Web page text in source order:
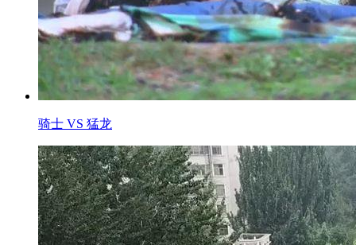
骑士 VS 猛龙